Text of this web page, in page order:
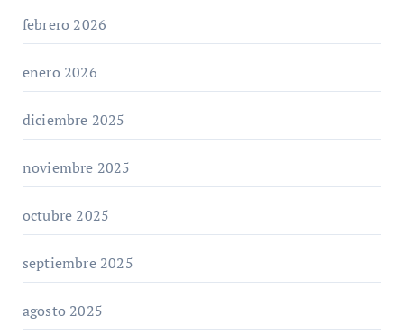
febrero 2026
enero 2026
diciembre 2025
noviembre 2025
octubre 2025
septiembre 2025
agosto 2025